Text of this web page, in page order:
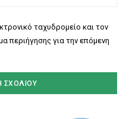
ταχυδρομείο και τον
περιήγησης για την επόμενη